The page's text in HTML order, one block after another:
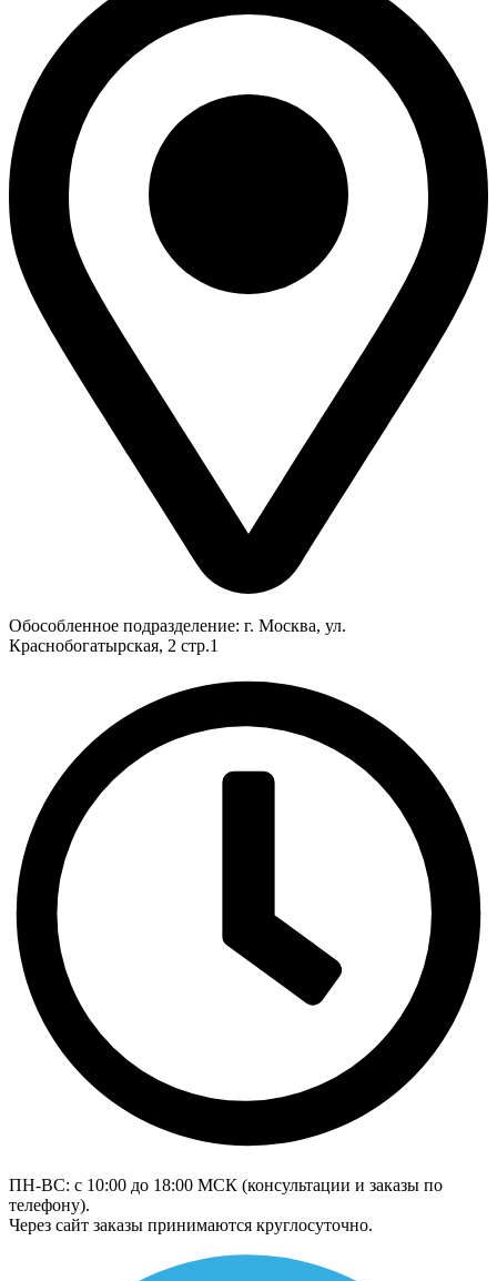
Обособленное подразделение: г. Москва, ул.
Краснобогатырская, 2 стр.1
ПН-ВС: с 10:00 до 18:00 МСК (консультации и заказы по
телефону).
Через сайт заказы принимаются круглосуточно.